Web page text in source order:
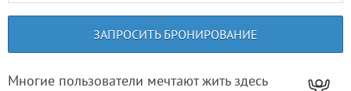
ЗАПРОСИТЬ БРОНИРОВАНИЕ
Многие пользователи мечтают жить здесь